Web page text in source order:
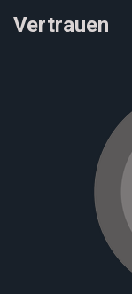
Vertrauen